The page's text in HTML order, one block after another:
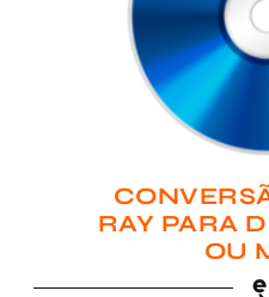
RAY PARA
OU